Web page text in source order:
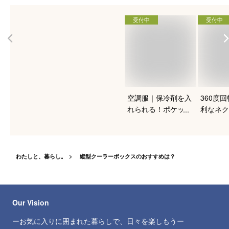
受付中
空調服｜保冷剤を入
れられる！ポケット
受付中
360度回
利なネ
わたしと、暮らし。 縦型クーラーボックスのおすすめは？
Our Vision
ーお気に入りに囲まれた暮らしで、日々を楽しもうー